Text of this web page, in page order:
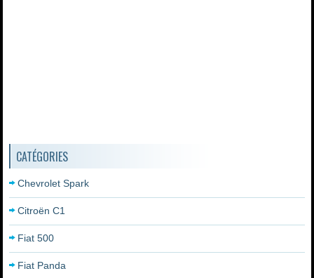
CATÉGORIES
Chevrolet Spark
Citroën C1
Fiat 500
Fiat Panda